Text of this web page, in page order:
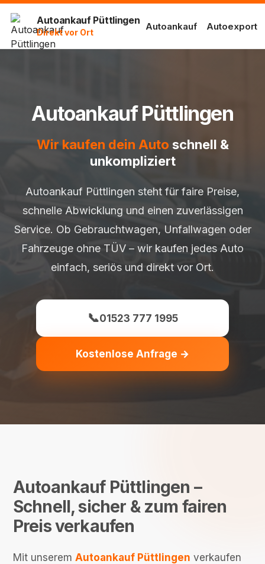
Autoankauf Püttlingen
Direkt vor Ort
Autoankauf Autoexport
Autoankauf Püttlingen
Wir kaufen dein Auto schnell &
unkompliziert
Autoankauf Püttlingen steht für faire Preise,
schnelle Abwicklung und einen zuverlässigen
Service. Ob Gebrauchtwagen, Unfallwagen oder
Fahrzeuge ohne TÜV – wir kaufen jedes Auto
einfach, seriös und direkt vor Ort.
📞01523 777 1995
Kostenlose Anfrage →
Autoankauf Püttlingen –
Schnell, sicher & zum fairen
Preis verkaufen
Mit unserem Autoankauf Püttlingen verkaufen